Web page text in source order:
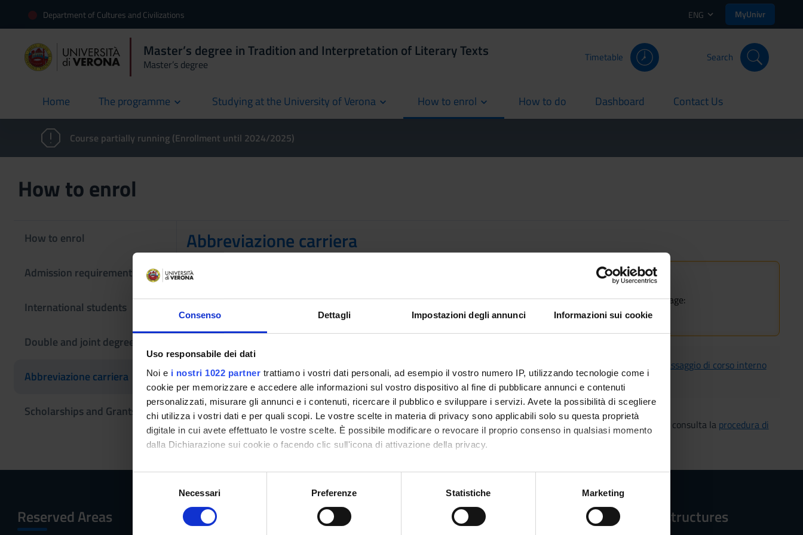
Consenso Dettagli Impostazioni degli annunci Informazioni sui cookie
Uso responsabile dei dati
Noi e i nostri 1022 partner trattiamo i vostri dati personali, ad esempio il vostro numero IP, utilizzando tecnologie come i
cookie per memorizzare e accedere alle informazioni sul vostro dispositivo al fine di pubblicare annunci e contenuti
personalizzati, misurare gli annunci e i contenuti, ricercare il pubblico e sviluppare i servizi. Avete la possibilità di scegliere
chi utilizza i vostri dati e per quali scopi. Le vostre scelte in materia di privacy sono applicabili solo su questa proprietà
digitale in cui avete effettuato le vostre scelte. È possibile modificare o revocare il proprio consenso in qualsiasi momento
dalla Dichiarazione sui cookie o facendo clic sull'icona di attivazione della privacy.
Con il tuo consenso, vorremmo anche:
raccogliere informazioni sulla tua posizione geografica, con un'approssimazione di qualche metro,
digitali).
Necessari Preferenze Statistiche Marketing
Department of Cultures and Civilizations ENG MyUnivr
Master’s degree in Tradition and Interpretation of Literary Texts
Master’s degree
Timetable Search
Home
current The programme Studying at the University of Verona How to enrol How to do
current Dashboard
current Contact Us
current
Course partially running (Enrollment until 2024/2025)
How to enrol
How to enrol
Admission requirements
International students
Double and joint degrees
Abbreviazione carriera
Scholarships and Grants
Abbreviazione carriera
If you are a new student interested in enrolling, you can find information about the course of study on the course page:
Master’s degree in Tradition and Interpretation of Literary Texts - Enrollment from 2025/2026
passaggio di corso interno
a UNIVR.
Se hai una carriera conclusa per conseguimento titolo o corsi singoli, per rinuncia agli studi o per decadenza dagli studi, consulta la procedura di
richiesta
dell'abbreviazione di carriera.
Reserved Areas Menu Services and Faq Reference structures